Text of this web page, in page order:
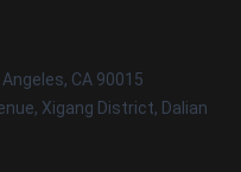
CA 90015
Xigang District, Dalian